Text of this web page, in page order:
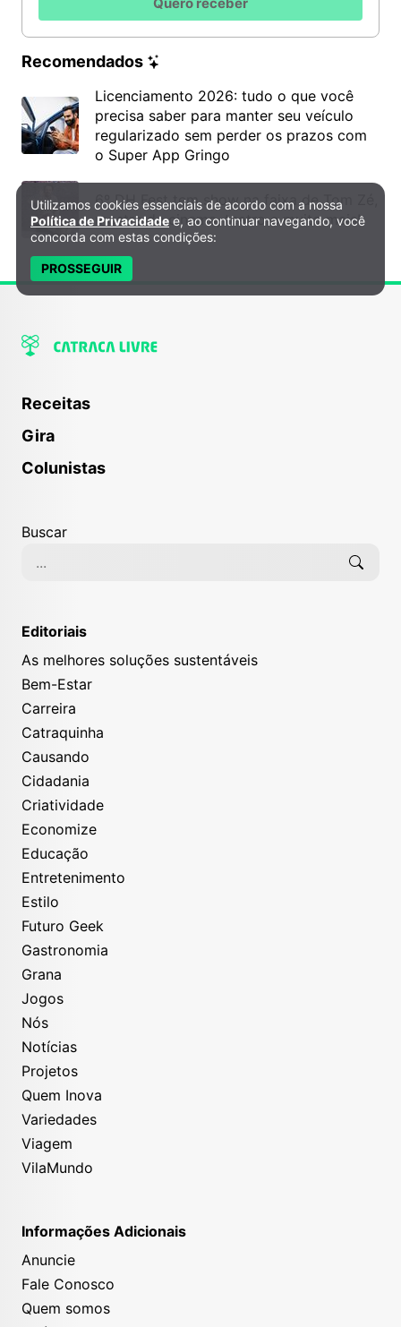
Recomendados
Licenciamento 2026: tudo o que você
precisa saber para manter seu veículo
regularizado sem perder os prazos com
o Super App Gringo
6º DH Fest tem show na faixa de Tom Zé,
mostra de cinema, teatro e muito mais!
Receitas
Gira
Colunistas
Buscar
Editoriais
As melhores soluções sustentáveis
Bem-Estar
Carreira
Catraquinha
Causando
Cidadania
Criatividade
Economize
Educação
Entretenimento
Estilo
Futuro Geek
Gastronomia
Grana
Jogos
Nós
Notícias
Projetos
Quem Inova
Variedades
Viagem
VilaMundo
Informações Adicionais
Anuncie
Fale Conosco
Quem somos
Política de Privacidade e Cookies
Utilizamos cookies essenciais de acordo com a nossa
Política de Privacidade e, ao continuar navegando, você
concorda com estas condições:
PROSSEGUIR